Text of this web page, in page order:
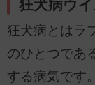
狂犬病ウ
狂犬病とはラ
のひとつであ
する病気です